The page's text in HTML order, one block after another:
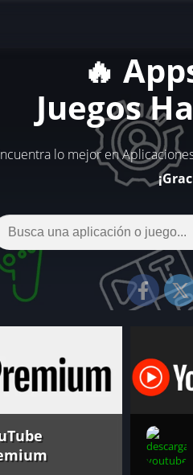
🔥
Juegos
lo mejor en